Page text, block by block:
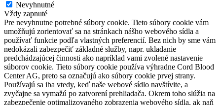
Nevyhnutné
Vždy zapnuté
Pre nevyhnutne potrebné súbory cookie. Tieto súbory cookie vám
umožňujú zorientovať sa na stránkach nášho webového sídla a
používať funkcie podľa vlastných preferencií. Bez nich by sme vám
nedokázali zabezpečiť základné služby, napr. ukladanie
predchádzajúcej činnosti ako napríklad vami zvolené nastavenie
súborov cookie. Tieto súbory cookie používa výhradne Cord Blood
Center AG, preto sa označujú ako súbory cookie prvej strany.
Používajú sa iba vtedy, keď naše webové sídlo navštívite, a
zvyčajne sa vymažú po zatvorení prehliadača. Okrem toho slúžia na
zabezpečenie optimalizovaného zobrazenia webového sídla, ak naň